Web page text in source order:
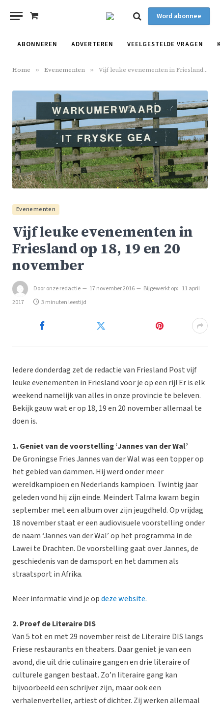
Shopping
Word abonnee
ABONNEREN ADVERTEREN VEELGESTELDE VRAGEN
Home » Evenementen » Vijf leuke evenementen in Friesland op 18, 19 en 20 november
Evenementen
Vijf leuke evenementen in
Friesland op 18, 19 en 20
november
Dooronze redactie 17 november 2016 Bijgewerkt op: 11 april
2017
3 minuten leestijd
Iedere donderdag zet de redactie van Friesland Post vijf
leuke evenementen in Friesland voor je op een rij! Er is elk
weekend namelijk van alles in onze provincie te beleven.
Bekijk gauw wat er op 18, 19 en 20 november allemaal te
doen is.
1. Geniet van de voorstelling ‘Jannes van der Wal’
De Groningse Fries Jannes van der Wal was een topper op
het gebied van dammen. Hij werd onder meer
wereldkampioen en Nederlands kampioen. Twintig jaar
geleden vond hij zijn einde. Meindert Talma kwam begin
september met een album over zijn jeugdheld. Op vrijdag
18 november staat er een audiovisuele voorstelling onder
de naam ‘Jannes van der Wal’ op het programma in de
Lawei te Drachten. De voorstelling gaat over Jannes, de
geschiedenis van de damsport en het dammen als
straatsport in Afrika.
Meer informatie vind je opdeze website.
2. Proef de Literaire DIS
Van 5 tot en met 29 november reist de Literaire DIS langs
Friese restaurants en theaters. Daar geniet je van een
avond, die uit drie culinaire gangen en drie literaire of
culturele gangen bestaat. Zo’n literaire gang kan
bijvoorbeeld een schrijver zijn, maar ook een
verhalenverteller, artiest of dichter. Zij werken allemaal